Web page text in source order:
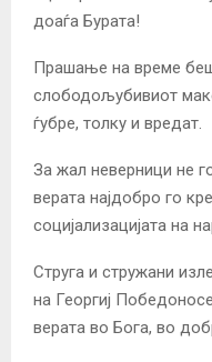
доаѓа Бурата!
Прашање на време
слободољубивиот
ѓубре, толку и вредат.
За жал неверници не
верата најдобро го
социјализацијата на
Струга и стружани
на Георгиј
верата во Бога, во